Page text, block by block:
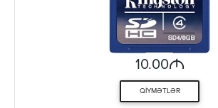
10.00M
QIYMƏTLƏR